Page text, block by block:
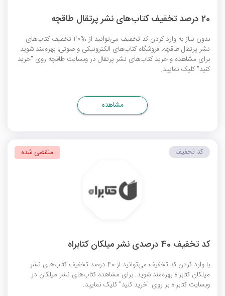
20 درصد تخفیف کتاب‌های نشر پرتقال طاقچه
بدون نیاز به وارد کردن کد تخفیف می‌توانید از %20 تخفیف کتاب‌های
نشر پرتقال طاقچه، فروشگاه کتاب‌های الکترونیکی و صوتی، بهره‌مند شوید.
برای مشاهده و خرید کتاب‌های نشر پرتقال در وبسایت طاقچه روی "خرید
کنید" کلیک نمایید.
مشاهده
کد تخفیف 40 درصدی نشر میلکان کتابراه
با وارد کردن کد تخفیف می‌توانید از 40 درصد تخفیف کتاب‌های نشر
میلکان کتابراه بهره‌مند شوید. برای مشاهده کتاب‌های نشر میلکان در
وبسایت کتابراه بر روی "خرید کنید" کلیک نمایید.
کد تخفیف منقضی شده